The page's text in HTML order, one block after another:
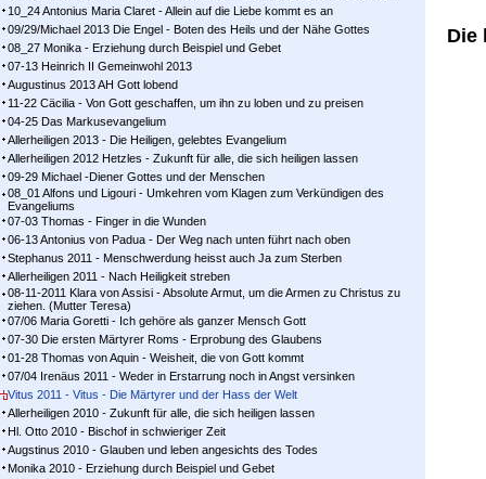
10_24 Antonius Maria Claret - Allein auf die Liebe kommt es an
09/29/Michael 2013 Die Engel - Boten des Heils und der Nähe Gottes
08_27 Monika - Erziehung durch Beispiel und Gebet
07-13 Heinrich II Gemeinwohl 2013
Augustinus 2013 AH Gott lobend
11-22 Cäcilia - Von Gott geschaffen, um ihn zu loben und zu preisen
04-25 Das Markusevangelium
Allerheiligen 2013 - Die Heiligen, gelebtes Evangelium
Allerheiligen 2012 Hetzles - Zukunft für alle, die sich heiligen lassen
09-29 Michael -Diener Gottes und der Menschen
08_01 Alfons und Ligouri - Umkehren vom Klagen zum Verkündigen des
Evangeliums
07-03 Thomas - Finger in die Wunden
06-13 Antonius von Padua - Der Weg nach unten führt nach oben
Stephanus 2011 - Menschwerdung heisst auch Ja zum Sterben
Allerheiligen 2011 - Nach Heiligkeit streben
08-11-2011 Klara von Assisi - Absolute Armut, um die Armen zu Christus zu
ziehen. (Mutter Teresa)
07/06 Maria Goretti - Ich gehöre als ganzer Mensch Gott
07-30 Die ersten Märtyrer Roms - Erprobung des Glaubens
01-28 Thomas von Aquin - Weisheit, die von Gott kommt
07/04 Irenäus 2011 - Weder in Erstarrung noch in Angst versinken
Vitus 2011 - Vitus - Die Märtyrer und der Hass der Welt
Allerheiligen 2010 - Zukunft für alle, die sich heiligen lassen
Hl. Otto 2010 - Bischof in schwieriger Zeit
Augstinus 2010 - Glauben und leben angesichts des Todes
Monika 2010 - Erziehung durch Beispiel und Gebet
Die